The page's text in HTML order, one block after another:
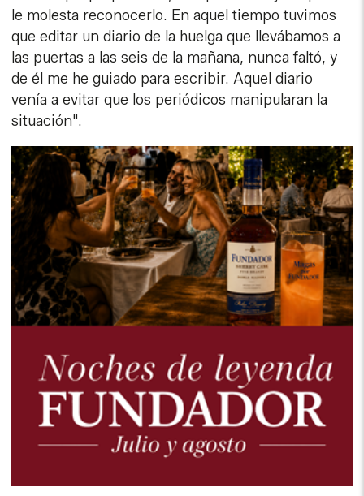
le molesta reconocerlo. En aquel tiempo tuvimos
que editar un diario de la huelga que llevábamos a
las puertas a las seis de la mañana, nunca faltó, y
de él me he guiado para escribir. Aquel diario
venía a evitar que los periódicos manipularan la
situación".